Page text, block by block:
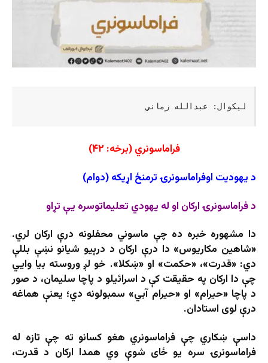
ليکوال: عبدالله زماني
فراماسونري (برخه: ۴۲)
د يهوديت اوفراماسونرۍ ترمنځ اړیکه (دوام)
د فراماسونرۍ ارکان او له يهودي تعليماتوسره يې تړاو
دا مشهوره خبره ده چې ماسوني محفلونه درې ارکان لري.
«شاهين مکاریوس» دا درې ارکان د درېيو شيانو نښې بللې
دي: «قدرت»، «حکمت» او «ښکلا». خو لږ وروسته بيا وايي
چې دا ارکان په حقيقت کې د اسرائيلو د پاچا سليمان، د صور
د پاچا «حيرام» او «حيرام آبي» سمبولونه دي؛ يعنې هماغه
درې لوی استادان.
داسې ښکاري چې فراماسونري هغو کسانو ته چې تازه له
فراماسونرۍ سره یو ځای شوې وي همدا ارکان د قدرت،